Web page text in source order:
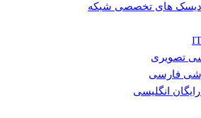
های تخصصی شبکه
تصویری
فارسی
انگلیسی